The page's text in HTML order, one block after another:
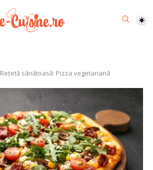
Rețetă sănătoasă: Pizza vegetariană